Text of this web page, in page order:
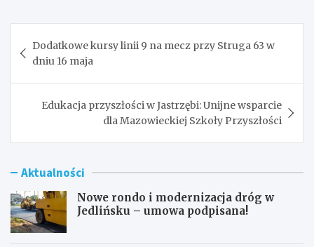
wpisu
Dodatkowe kursy linii 9 na mecz przy Struga 63 w
dniu 16 maja
Edukacja przyszłości w Jastrzębi: Unijne wsparcie
dla Mazowieckiej Szkoły Przyszłości
Aktualności
Nowe rondo i modernizacja dróg w
Jedlińsku – umowa podpisana!